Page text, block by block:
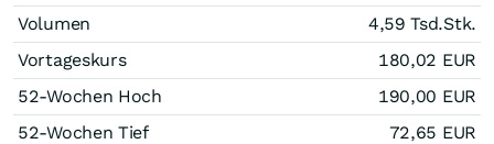
Volumen
4,59 Tsd.Stk.
Vortageskurs
180,02 EUR
52-Wochen Hoch
190,00 EUR
52-Wochen Tief
72,65 EUR